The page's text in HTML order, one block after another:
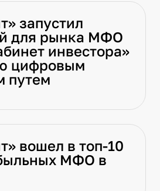
запустил
для рынка МФО
инвестора»
цифровым
путем
вошел в топ-10
МФО в